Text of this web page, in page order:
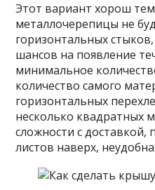
Этот вариант хорош
металлочерепицы не
горизонтальных
шансов на появление
минимальное
количество самого
горизонтальных
несколько квадратных
сложности с
листов наверх,